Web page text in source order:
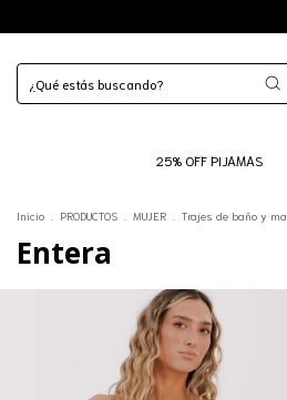
25% OFF PIJAMAS
Inicio PRODUCTOS MUJER Trajes de baño y
Entera